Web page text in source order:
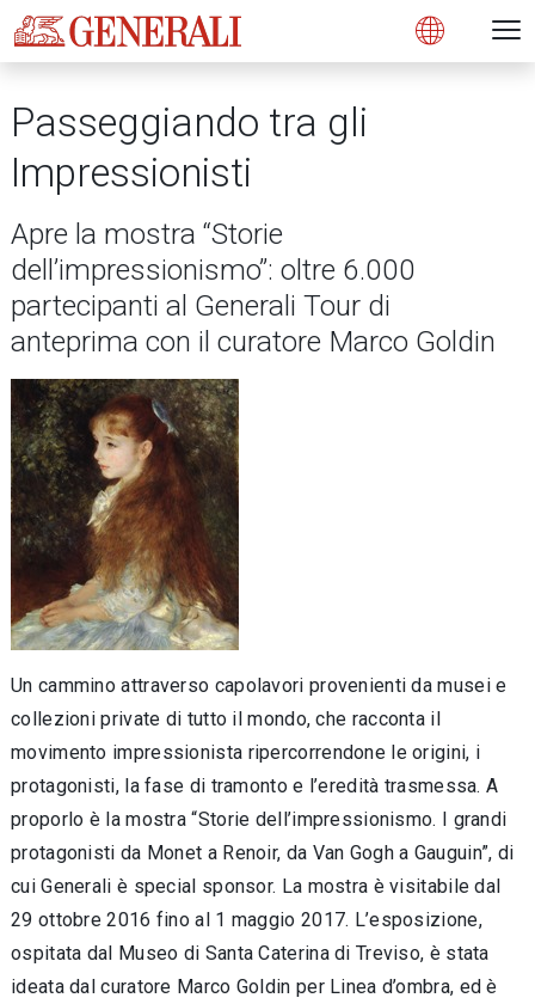
Open
Passeggiando tra gli
Impressionisti
Apre la mostra “Storie
dell’impressionismo”: oltre 6.000
partecipanti al Generali Tour di
anteprima con il curatore Marco Goldin
Un cammino attraverso capolavori provenienti da musei e
collezioni private di tutto il mondo, che racconta il
movimento impressionista ripercorrendone le origini, i
protagonisti, la fase di tramonto e l’eredità trasmessa. A
proporlo è la mostra “Storie dell’impressionismo. I grandi
protagonisti da Monet a Renoir, da Van Gogh a Gauguin”, di
cui Generali è special sponsor. La mostra è visitabile dal
29 ottobre 2016 fino al 1 maggio 2017. L’esposizione,
ospitata dal Museo di Santa Caterina di Treviso, è stata
ideata dal curatore Marco Goldin per Linea d’ombra, ed è